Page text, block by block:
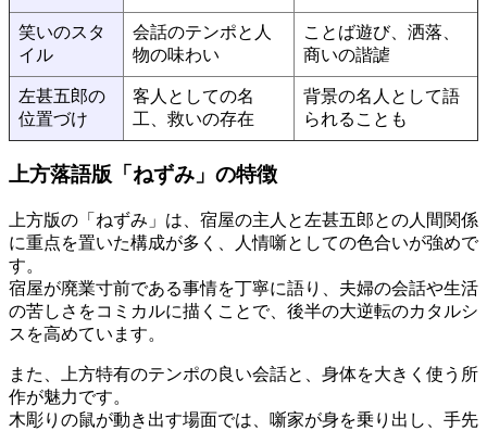
笑いのスタ
イル
会話のテンポと人
物の味わい
ことば遊び、洒落、
商いの諧謔
左甚五郎の
位置づけ
客人としての名
工、救いの存在
背景の名人として語
られることも
上方落語版「ねずみ」の特徴
上方版の「ねずみ」は、宿屋の主人と左甚五郎との人間関係
に重点を置いた構成が多く、人情噺としての色合いが強めで
す。
宿屋が廃業寸前である事情を丁寧に語り、夫婦の会話や生活
の苦しさをコミカルに描くことで、後半の大逆転のカタルシ
スを高めています。
また、上方特有のテンポの良い会話と、身体を大きく使う所
作が魅力です。
木彫りの鼠が動き出す場面では、噺家が身を乗り出し、手先